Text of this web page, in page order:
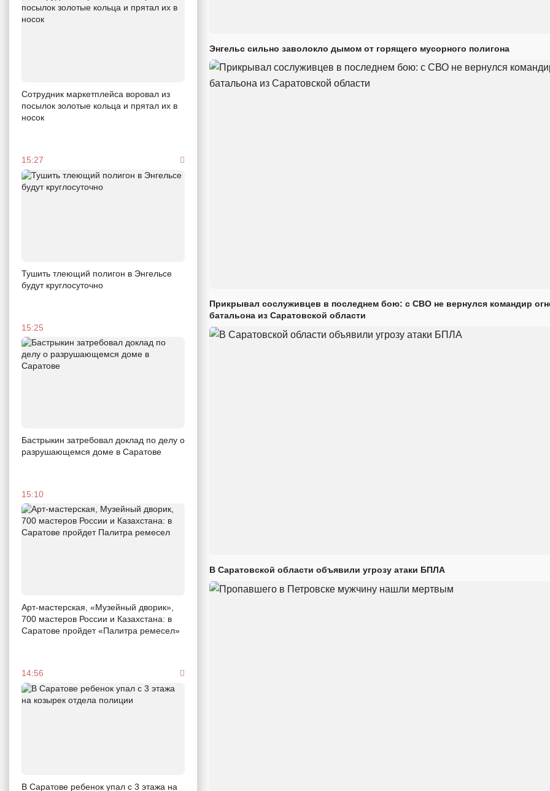
Сотрудник маркетплейса воровал из
посылок золотые кольца и прятал их в
носок
15:27
Тушить тлеющий полигон в Энгельсе
будут круглосуточно
15:25
Бастрыкин затребовал доклад по делу о
разрушающемся доме в Саратове
15:10
Арт-мастерская, «Музейный дворик»,
700 мастеров России и Казахстана: в
Саратове пройдет «Палитра ремесел»
14:56
В Саратове ребенок упал с 3 этажа на
Энгельс сильно заволокло дымом от горящего мусорного полигона
Прикрывал сослуживцев в последнем бою: с СВО не вернулся командир
батальона из Саратовской области
В Саратовской области объявили угрозу атаки БПЛА